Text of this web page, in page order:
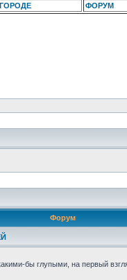
ФОРУМ
Форум
бы глупыми, на первый